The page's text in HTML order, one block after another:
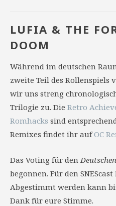
LUFIA & THE
DOOM
Während im deutschen
zweite Teil des Rollenspiels
wir uns streng
Trilogie zu. Die Retro
Romhacks sind
Remixes findet ihr aufOC
Das Voting für den
begonnen. Für den
Abgestimmt werden kann
Dank für eure Stimme.